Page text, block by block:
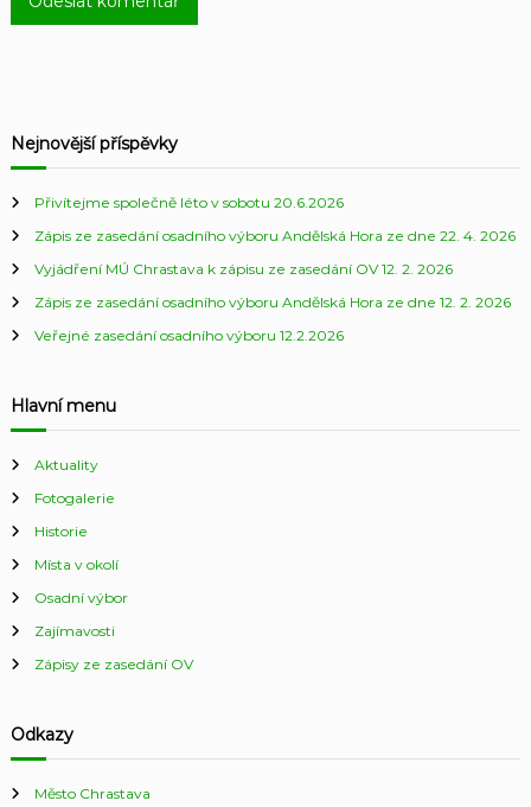
Nejnovější příspěvky
Přivítejme společně léto v sobotu 20.6.2026
Zápis ze zasedání osadního výboru Andělská Hora ze dne 22. 4. 2026
Vyjádření MÚ Chrastava k zápisu ze zasedání OV 12. 2. 2026
Zápis ze zasedání osadního výboru Andělská Hora ze dne 12. 2. 2026
Veřejné zasedání osadního výboru 12.2.2026
Hlavní menu
Aktuality
Fotogalerie
Historie
Místa v okolí
Osadní výbor
Zajímavosti
Zápisy ze zasedání OV
Odkazy
Město Chrastava